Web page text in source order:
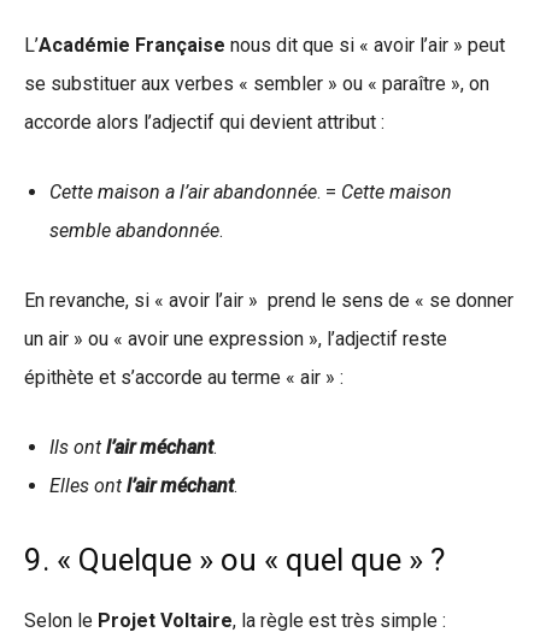
L’Académie Française nous dit que si « avoir l’air » peut
se substituer aux verbes « sembler » ou « paraître », on
accorde alors l’adjectif qui devient attribut :
Cette maison a l’air abandonnée. = Cette maison
semble abandonnée.
En revanche, si « avoir l’air » prend le sens de « se donner
un air » ou « avoir une expression », l’adjectif reste
épithète et s’accorde au terme « air » :
Ils ont l’air méchant.
Elles ont l’air méchant.
9. « Quelque » ou « quel que » ?
Selon le Projet Voltaire, la règle est très simple :